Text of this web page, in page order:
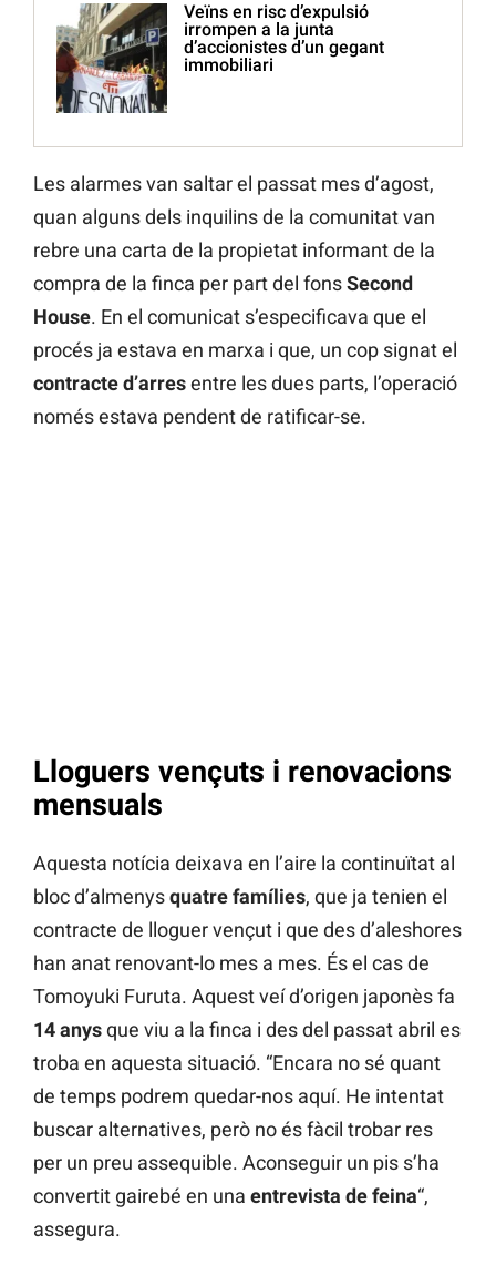
Veïns en risc d’expulsió
irrompen a la junta
d’accionistes d’un gegant
immobiliari
Les alarmes van saltar el passat mes d’agost,
quan alguns dels inquilins de la comunitat van
rebre una carta de la propietat informant de la
compra de la finca per part del fonsSecond
House. En el comunicat s’especificava que el
procés ja estava en marxa i que, un cop signat el
contracte d’arresentre les dues parts, l’operació
només estava pendent de ratificar-se.
Lloguers vençuts i renovacions
mensuals
Aquesta notícia deixava en l’aire la continuïtat al
bloc d’almenysquatre famílies, que ja tenien el
contracte de lloguer vençut i que des d’aleshores
han anat renovant-lo mes a mes. És el cas de
Tomoyuki Furuta. Aquest veí d’origen japonès fa
14 anysque viu a la finca i des del passat abril es
troba en aquesta situació. “Encara no sé quant
de temps podrem quedar-nos aquí. He intentat
buscar alternatives, però no és fàcil trobar res
per un preu assequible. Aconseguir un pis s’ha
convertit gairebé en una entrevista de feina“,
assegura.